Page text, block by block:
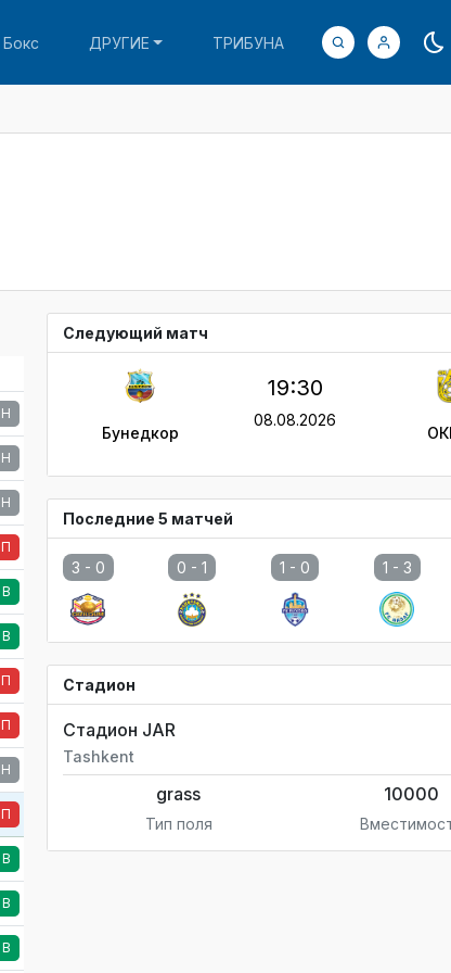
Бокс ДРУГИЕ ТРИБУНА
Н
Н
Н
П
В
В
П
П
Н
П
В
В
В
Следующий матч
Бунедкор
19:30
08.08.2026
Последние 5 матчей
3 - 0 0 -1 1 - 0 1 - 3
Стадион
Стадион JAR
Tashkent
grass
Тип поля
10000